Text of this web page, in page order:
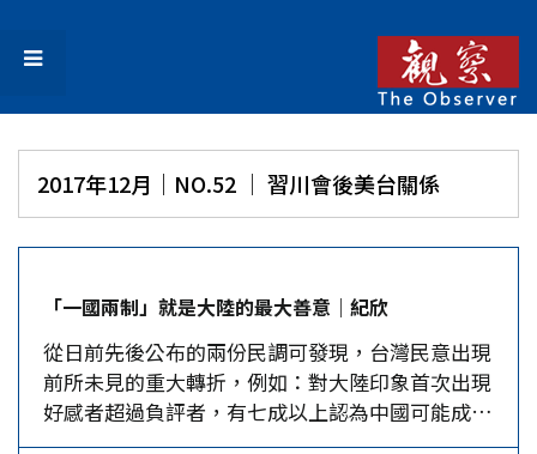
2017年12月｜NO.52 │ 習川會後美台關係
「一國兩制」就是大陸的最大善意｜紀欣
從日前先後公布的兩份民調可發現，台灣民意出現
前所未見的重大轉折，例如：對大陸印象首次出現
好感者超過負評者，有七成以上認為中國可能成為
世界第一強國，但六成八並不擔心大陸國力擴張不